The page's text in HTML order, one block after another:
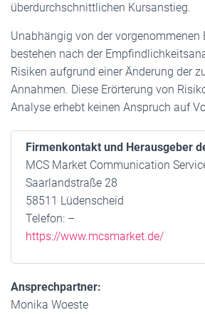
überdurchschnittlichen Kursanstieg.
Unabhängig von der vorgenommenen
bestehen nach der
Risiken aufgrund einer Änderung der
Annahmen. Diese Erörterung von
Analyse erhebt keinen Anspruch auf
Firmenkontakt und Herausgeber
MCS Market Communication
Saarlandstraße 28
58511 Lüdenscheid
Telefon: –
https://www.mcsmarket.de/
Ansprechpartner:
Monika Woeste